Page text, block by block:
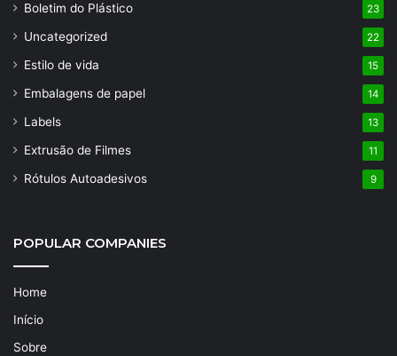
Boletim do Plástico 23
Uncategorized 22
Estilo de vida 15
Embalagens de papel 14
Labels 13
Extrusão de Filmes 11
Rótulos Autoadesivos 9
POPULAR COMPANIES
Home
Início
Sobre